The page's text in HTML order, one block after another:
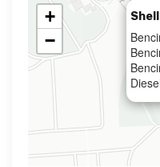
Shell
+
−